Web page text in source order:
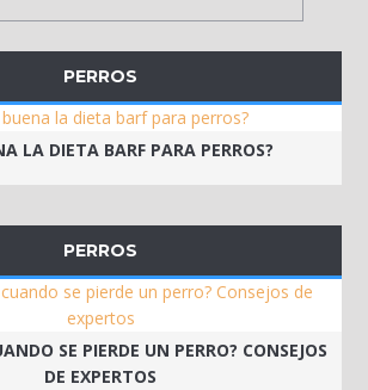
PERROS
LA DIETA BARF PARA PERROS?
PERROS
SE PIERDE UN PERRO? CONSEJOS
DE EXPERTOS